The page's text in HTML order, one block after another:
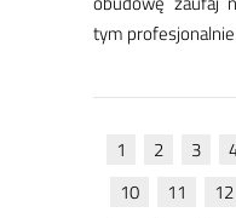
tym pro­fe­sjo­nal­nie.
1 2 3
10
11 12